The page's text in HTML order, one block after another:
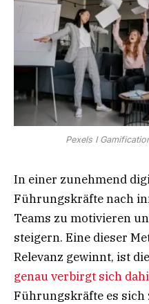
Pexels I
In einer zunehmend
Führungskräfte nach
Teams zu motivieren
steigern. Eine dieser
Relevanz gewinnt, ist
genau verbirgt sich
Führungskräfte es sich